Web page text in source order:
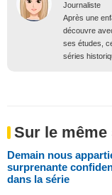
Journaliste
Après une
découvre
ses études,
séries
Sur le même
Demain nous
surprenante
dans la série